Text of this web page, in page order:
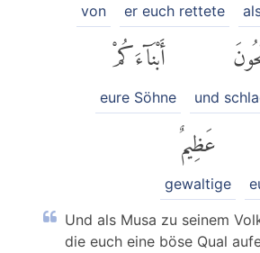
er euch rettete
von
und
أَبْنَآءَكُمْ
eure Söhne
عَظِيمٌ
gewaltige
Und als Musa zu seinem
die euch eine böse Qual